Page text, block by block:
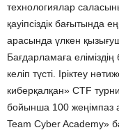
технологиялар
қауіпсіздік бағытында
арасында үлкен
Бағдарламаға
келіп түсті. Іріктеу
киберқалқан» CTF
бойынша 100 жеңімпаз
Team Cyber Academy»